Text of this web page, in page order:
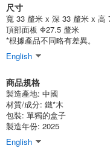
尺寸
寬 33 釐米 x 深 33 釐米 x 高
頂部面板 Φ27.5 釐米
*根據產品不同略有差異。
English
商品規格
製造產地: 中國
材質/成分: 鐵*木
包裝: 單獨的盒子
製造年份: 2025
English